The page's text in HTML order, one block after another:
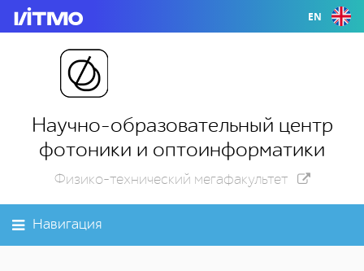
EN
Научно-образовательный центр
фотоники и оптоинформатики
Физико-технический мегафакультет
Навигация